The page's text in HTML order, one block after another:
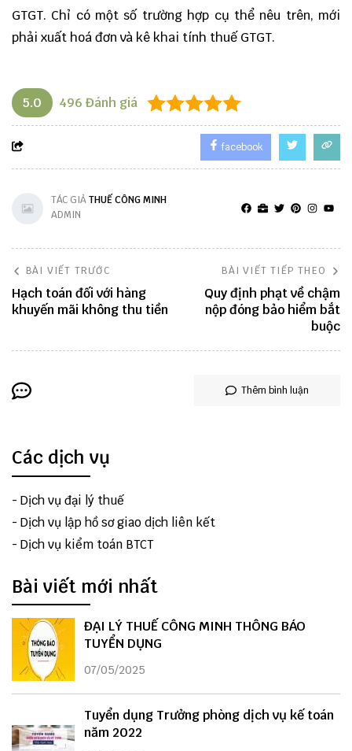
GTGT. Chỉ có một số trường hợp cụ thể nêu trên, mới
phải xuất hoá đơn và kê khai tính thuế GTGT.
5.0 496 Đánh giá
facebook
TÁC GIẢTHUẾ CÔNG MINH
ADMIN
BÀI VIẾT TRƯỚC
Hạch toán đối với hàng
khuyến mãi không thu tiền
BÀI VIẾT TIẾP THEO
Quy định phạt về chậm
nộp đóng bảo hiểm bắt
buộc
Thêm bình luận
Các dịch vụ
- Dịch vụ đại lý thuế
- Dịch vụ lập hồ sơ giao dịch liên kết
- Dịch vụ kiểm toán BTCT
Bài viết mới nhất
ĐẠI LÝ THUẾ CÔNG MINH THÔNG BÁO
TUYỂN DỤNG
07/05/2025
Tuyển dụng Trưởng phòng dịch vụ kế toán
năm 2022